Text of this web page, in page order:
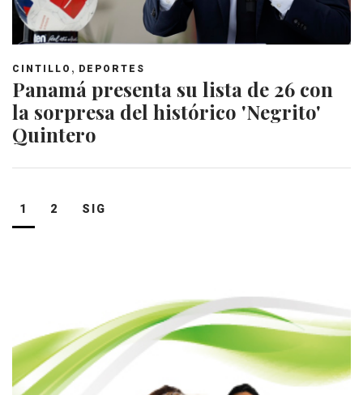
CINTILLO , DEPORTES
Panamá presenta su lista de 26 con
la sorpresa del histórico 'Negrito'
Quintero
Navegación
de
1 2 SIG